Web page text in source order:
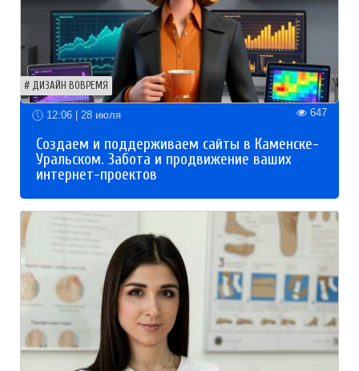
ДИЗАЙН ВОВРЕМЯ
12:06 | 28 июля 647
Создаем и поддерживаем сайты в Каменске-
Уральском. Забота и продвижение ваших
интернет-проектов